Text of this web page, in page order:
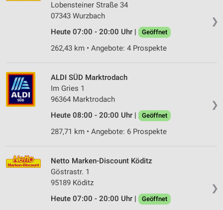
❯
Lobensteiner Straße 34
07343 Wurzbach
Heute 07:00 - 20:00 Uhr |
Geöffnet
262,43 km • Angebote: 4 Prospekte
❯
ALDI SÜD Marktrodach
Im Gries 1
96364 Marktrodach
Heute 08:00 - 20:00 Uhr |
Geöffnet
287,71 km • Angebote: 6 Prospekte
❯
Netto Marken-Discount Köditz
Göstrastr. 1
95189 Köditz
Heute 07:00 - 20:00 Uhr |
Geöffnet